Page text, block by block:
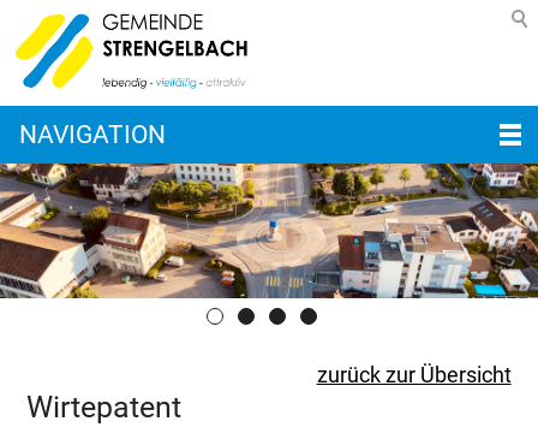
NAVIGATION
zurück zur Übersicht
Wirtepatent